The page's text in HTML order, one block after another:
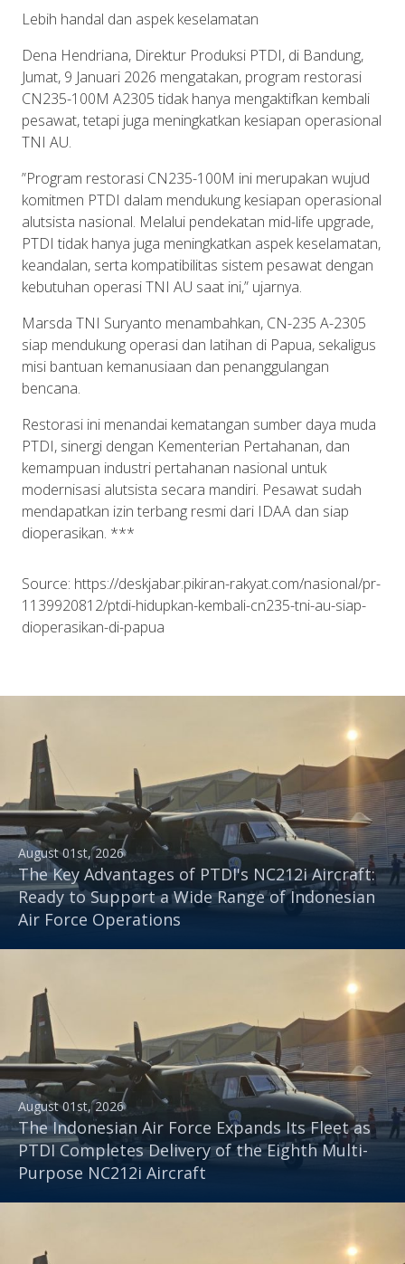
Lebih handal dan aspek keselamatan
Dena Hendriana, Direktur Produksi PTDI, di Bandung,
Jumat, 9 Januari 2026 mengatakan, program restorasi
CN235-100M A2305 tidak hanya mengaktifkan kembali
pesawat,tetapi juga meningkatkan kesiapan operasional
TNI AU.
”Program restorasi CN235-100M ini merupakan wujud
komitmen PTDI dalam mendukung kesiapan operasional
alutsista nasional. Melalui pendekatan mid-life upgrade,
PTDI tidak hanya juga meningkatkan aspek keselamatan,
keandalan, serta kompatibilitas sistem pesawat dengan
kebutuhan operasiTNI AU saat ini,” ujarnya.
Marsda TNI Suryanto menambahkan, CN-235 A-2305
siap mendukung operasi dan latihan di Papua, sekaligus
misi bantuan kemanusiaan dan penanggulangan
bencana.
Restorasi ini menandai kematangan sumber daya muda
PTDI, sinergi dengan Kementerian Pertahanan, dan
kemampuan industri pertahanan nasional untuk
modernisasi alutsista secara mandiri. Pesawat sudah
mendapatkan izin terbang resmi dari IDAA dan siap
dioperasikan. ***
Source: https://deskjabar.pikiran-rakyat.com/nasional/pr-
1139920812/ptdi-hidupkan-kembali-cn235-tni-au-siap-
dioperasikan-di-papua
August 01st, 2026
The Key Advantages of PTDI's NC212i Aircraft:
Ready to Support a Wide Range of Indonesian
Air Force Operations
August 01st, 2026
The Indonesian Air Force Expands Its Fleet as
PTDI Completes Delivery of the Eighth Multi-
Purpose NC212i Aircraft